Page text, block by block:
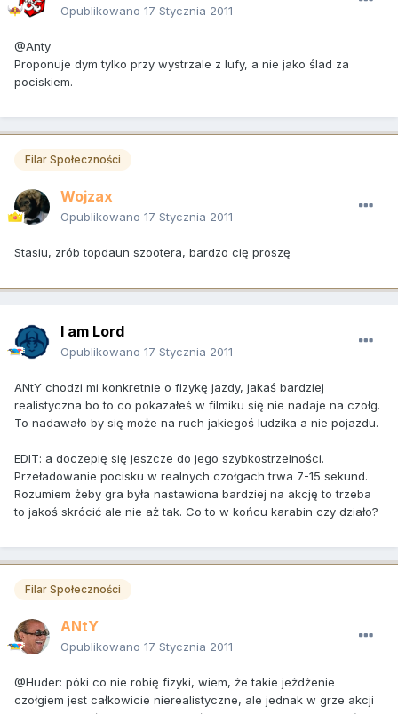
Opublikowano 17 Stycznia 2011
@Anty
Proponuje dym tylko przy wystrzale z lufy, a nie jako ślad za
pociskiem.
Filar Społeczności
Wojzax
Opublikowano 17 Stycznia 2011
Stasiu, zrób topdaun szootera, bardzo cię proszę
I am Lord
Opublikowano 17 Stycznia 2011
ANtY chodzi mi konkretnie o fizykę jazdy, jakaś bardziej
realistyczna bo to co pokazałeś w filmiku się nie nadaje na czołg.
To nadawało by się może na ruch jakiegoś ludzika a nie pojazdu.
EDIT: a doczepię się jeszcze do jego szybkostrzelności.
Przeładowanie pocisku w realnych czołgach trwa 7-15 sekund.
Rozumiem żeby gra była nastawiona bardziej na akcję to trzeba
to jakoś skrócić ale nie aż tak. Co to w końcu karabin czy działo?
Filar Społeczności
ANtY
Opublikowano 17 Stycznia 2011
@Huder: póki co nie robię fizyki, wiem, że takie jeżdżenie
czołgiem jest całkowicie nierealistyczne, ale jednak w grze akcji